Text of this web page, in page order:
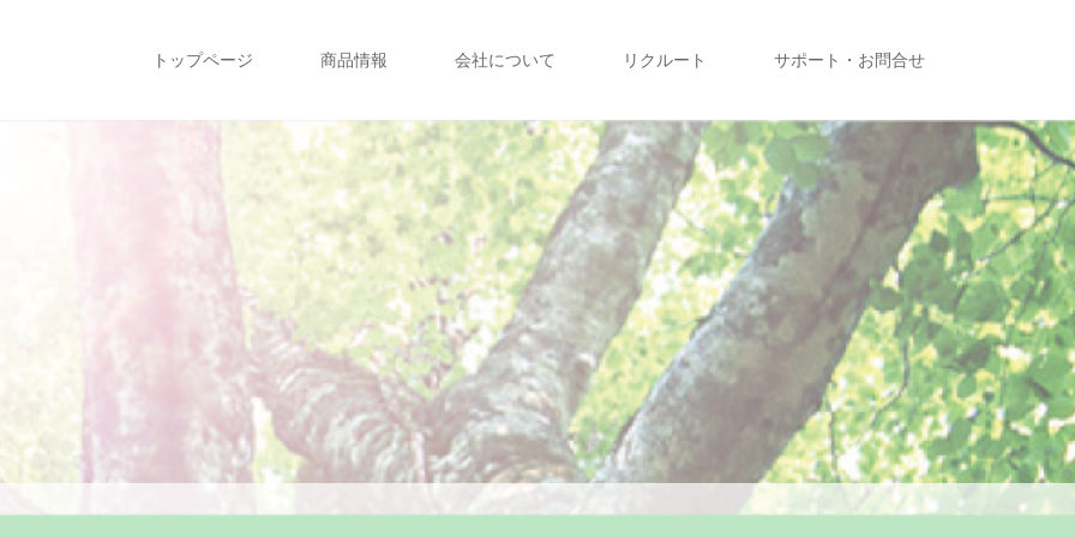
トップページ 商品情報 会社について リクルート サポート・お問合せ